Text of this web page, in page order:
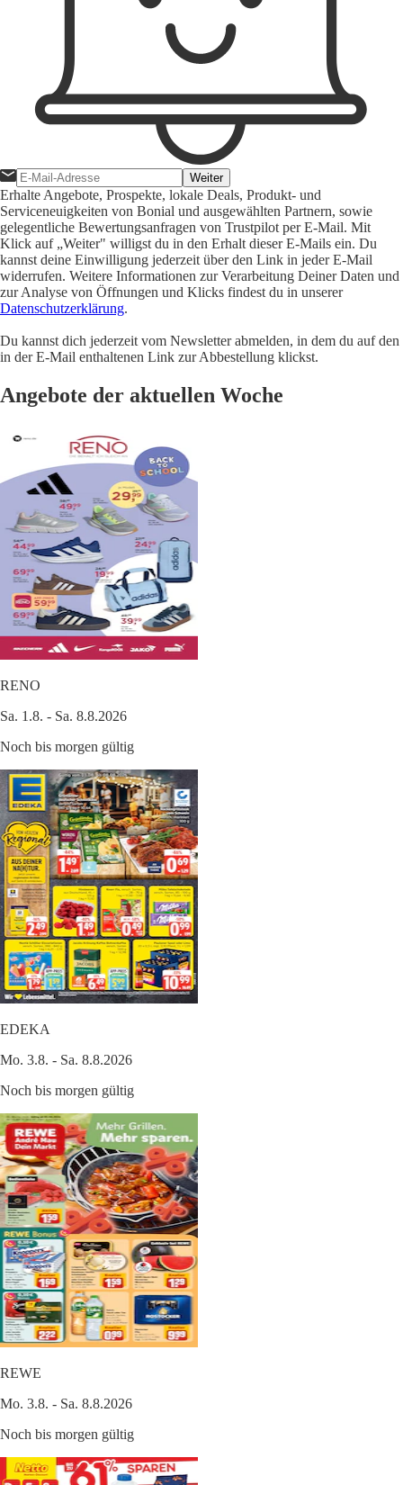
Weiter
Erhalte Angebote, Prospekte, lokale Deals, Produkt- und
Serviceneuigkeiten von Bonial und ausgewählten Partnern, sowie
gelegentliche Bewertungsanfragen von Trustpilot per E-Mail. Mit
Klick auf „Weiter" willigst du in den Erhalt dieser E-Mails ein. Du
kannst deine Einwilligung jederzeit über den Link in jeder E-Mail
widerrufen. Weitere Informationen zur Verarbeitung Deiner Daten und
zur Analyse von Öffnungen und Klicks findest du in unserer
Datenschutzerklärung.
Du kannst dich jederzeit vom Newsletter abmelden, in dem du auf den
in der E-Mail enthaltenen Link zur Abbestellung klickst.
Angebote der aktuellen Woche
RENO
Sa. 1.8. - Sa. 8.8.2026
Noch bis morgen gültig
EDEKA
Mo. 3.8. - Sa. 8.8.2026
Noch bis morgen gültig
REWE
Mo. 3.8. - Sa. 8.8.2026
Noch bis morgen gültig